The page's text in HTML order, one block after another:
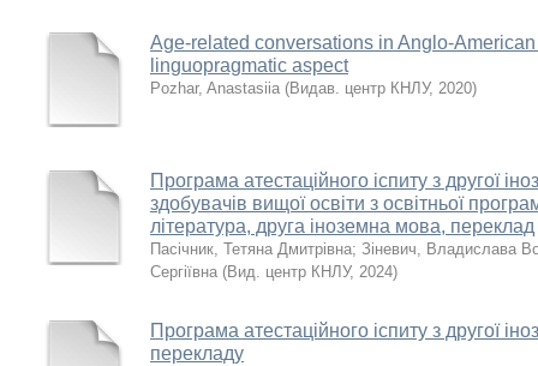
Age-related conversations in Anglo-
linguopragmatic aspect
Pozhar, Anastasiia (Видав. центр КНЛУ, 2020)
Програма атестаційного іспиту з другої
здобувачів вищої освіти з освітньої
література, друга іноземна мова, переклад
Пасічник, Тетяна Дмитрівна; Зіневич, Владислава
Сергіївна (Вид. центр КНЛУ, 2024)
Програма атестаційного іспиту з другої
перекладу